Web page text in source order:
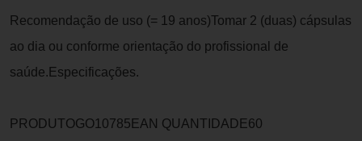
Recomendação de uso (= 19 anos)Tomar 2 (duas) cápsulas
ao dia ou conforme orientação do profissional de
saúde.Especificações.
PRODUTOGO10785EAN QUANTIDADE60